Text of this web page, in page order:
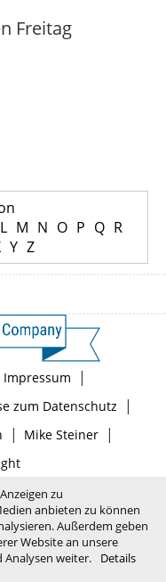
Freitag
L M N O P Q R
Y Z
Impressum |
zum Datenschutz |
| Mike Steiner|
zu
anbieten zu können
Außerdem geben
Website an unsere
Analysen weiter.
Details